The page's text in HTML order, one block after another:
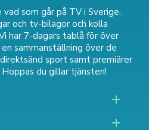
som går på TV i Sverige.
och tv-bilagor och kolla
har 7-dagars tablå för över
sammanställning över de
sport samt premiärer
Hoppas du gillar tjänsten!